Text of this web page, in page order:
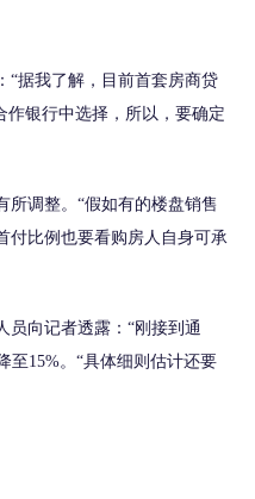
据我了解，目前首套房商贷
作银行中选择，所以，要确定
调整。“假如有的楼盘销售
付比例也要看购房人自身可承
向记者透露：“刚接到通
至15%。“具体细则估计还要